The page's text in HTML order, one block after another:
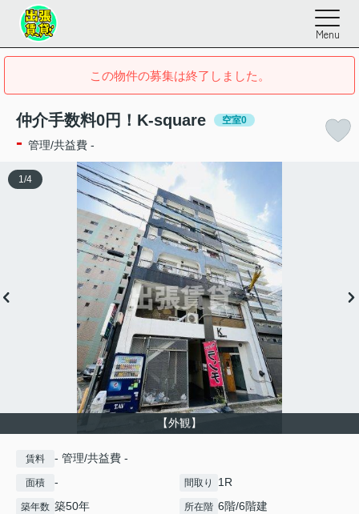
Menu
この物件の募集は終了しました。
仲介手数料0円！K-square 空室0
- 管理/共益費 -
【外観】
1 /4
賃料 - 管理/共益費 -
面積 - 間取り 1R
築年数 築50年 所在階 6階/6階建